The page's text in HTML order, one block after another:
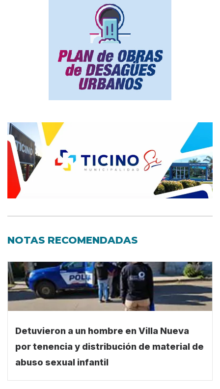
Detuvieron a un hombre en Villa Nueva
por tenencia y distribución de material de
abuso sexual infantil